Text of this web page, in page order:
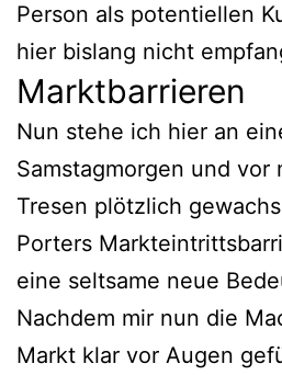
Person als potentiellen
hier bislang nicht
Marktbarrieren
Nun stehe ich hier an
Samstagmorgen und vor
Tresen plötzlich
Porters
eine seltsame neue
Nachdem mir nun die
Markt klar vor Augen